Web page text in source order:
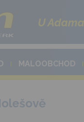
U
MALOOBCHOD